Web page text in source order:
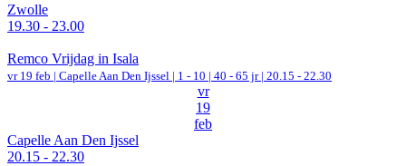
Zwolle
19.30 - 23.00
Remco Vrijdag in Isala
vr 19 feb | Capelle Aan Den Ijssel | 1 - 10 | 40 - 65 jr | 20.15 - 22.30
vr
19
feb
Capelle Aan Den Ijssel
20.15 - 22.30